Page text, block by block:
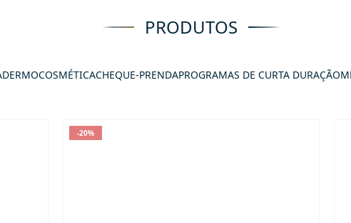
PRODUTOS
DERMOCOSMÉTICACHEQUE-PRENDAPROGRAMAS DE CURTA DURAÇÃO
-20%